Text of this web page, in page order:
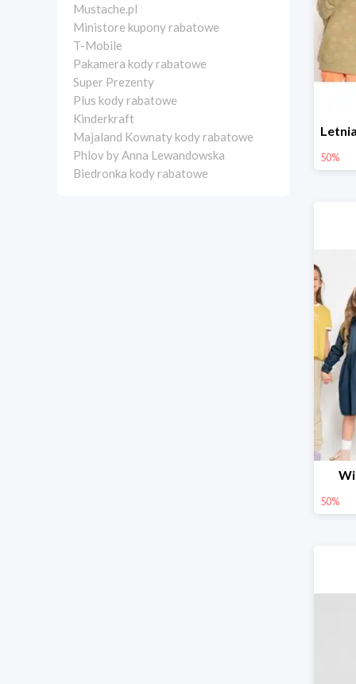
Mustache.pl
Ministore kupony rabatowe
T-Mobile
Pakamera kody rabatowe
Super Prezenty
Plus kody rabatowe
Kinderkraft
Majaland Kownaty kody rabatowe
Phlov by Anna Lewandowska
Biedronka kody rabatowe
50%
50%